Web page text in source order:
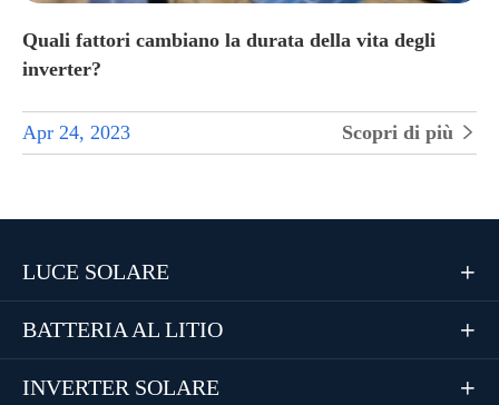
Quali fattori cambiano la durata della vita degli
inverter?
Apr 24, 2023 Scopri di più 
LUCE SOLARE 
BATTERIA AL LITIO 
INVERTER SOLARE 